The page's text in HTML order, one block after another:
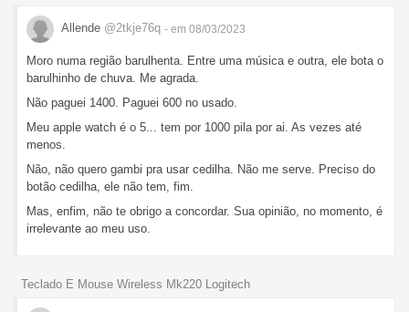
Allende @2tkje76q - em 08/03/2023
Moro numa região barulhenta. Entre uma música e outra, ele bota o
barulhinho de chuva. Me agrada.
Não paguei 1400. Paguei 600 no usado.
Meu apple watch é o 5... tem por 1000 pila por ai. As vezes até
menos.
Não, não quero gambi pra usar cedilha. Não me serve. Preciso do
botão cedilha, ele não tem, fim.
Mas, enfim, não te obrigo a concordar. Sua opinião, no momento, é
irrelevante ao meu uso.
Teclado E Mouse Wireless Mk220 Logitech